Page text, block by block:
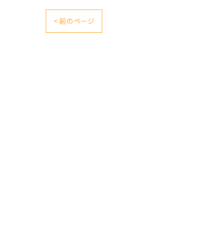
< 前のページ